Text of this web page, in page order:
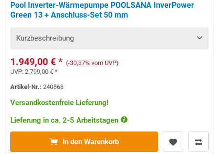
Pool Inverter-Wärmepumpe POOLSANA InverPower
Green 13 + Anschluss-Set 50 mm
Kurzbeschreibung
1.949,00 € * (-30,37% vom UVP)
UVP:2.799,00 € *
Artikel-Nr.:240868
Versandkostenfreie Lieferung!
Lieferung in ca. 2-5 Arbeitstagen
In den Warenkorb